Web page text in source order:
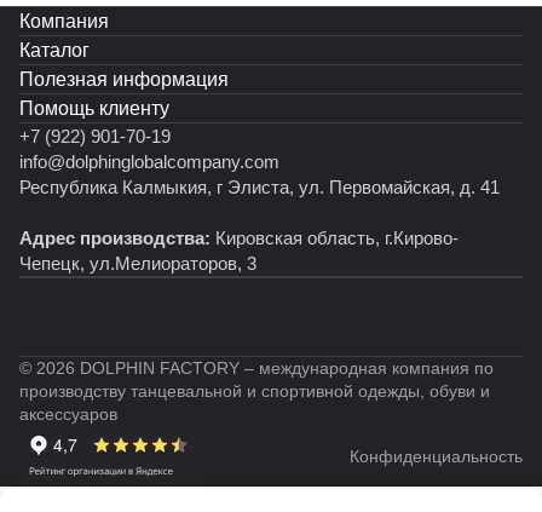
поистине неповторимой. Позвольте своей
маленькой танцовщице испытать превращение в
настоящую принцессу на танцполе с этими белыми
туфлями. Туфли сочетают в себе изящную форму,
устойчивый каблук и удобную колодку, что
позволяет использовать туфли для танцев детские
каблуке для подростков сочетаются с любым
нарядом гардероба .
Компания
Каталог
Полезная информация
Помощь клиенту
+7 (922) 901-70-19
info@dolphinglobalcompany.com
Республика Калмыкия, г Элиста, ул. Первомайская, д. 41
Адрес производства: Кировская область, г.Кирово-
Чепецк, ул.Мелиораторов, 3
© 2026 DOLPHIN FACTORY – международная компания по
производству танцевальной и спортивной одежды, обуви и
аксессуаров
Конфиденциальность